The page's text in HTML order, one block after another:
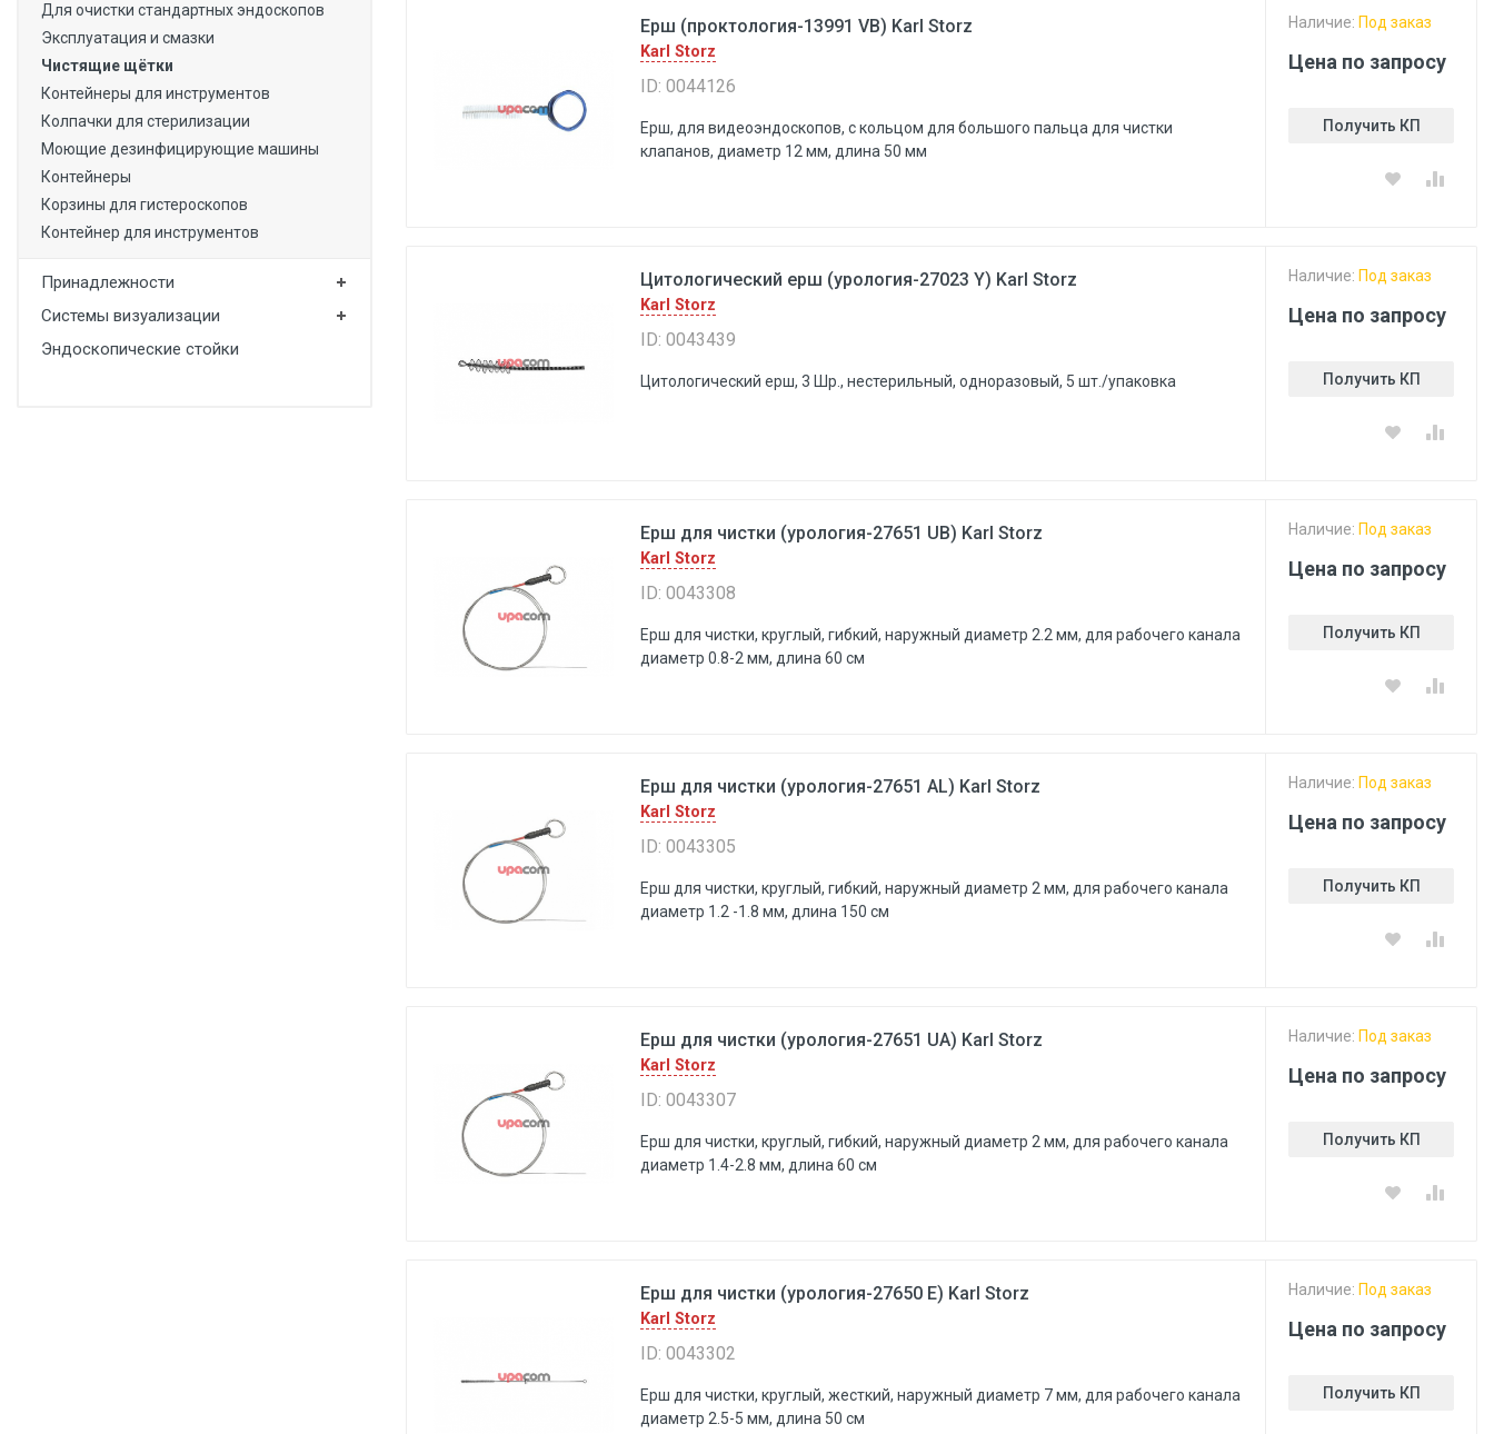
Для очистки стандартных эндоскопов
Эксплуатация и смазки
Чистящие щётки
Контейнеры для инструментов
Колпачки для стерилизации
Моющие дезинфицирующие машины
Контейнеры
Корзины для гистероскопов
Контейнер для инструментов
Принадлежности
Системы визуализации
Эндоскопические стойки
Ерш (проктология-13991 VB) Karl Storz
Karl Storz
ID: 0044126
Ерш, для видеоэндоскопов, с кольцом для большого пальца для чистки
клапанов, диаметр 12 мм, длина 50 мм
Наличие: Под заказ
Цена по запросу
Получить КП
Цитологический ерш (урология-27023 Y) Karl Storz
Karl Storz
ID: 0043439
Цитологический ерш, 3 Шр., нестерильный, одноразовый, 5 шт./упаковка
Наличие: Под заказ
Цена по запросу
Получить КП
Ерш для чистки (урология-27651 UB) Karl Storz
Karl Storz
ID: 0043308
Ерш для чистки, круглый, гибкий, наружный диаметр 2.2 мм, для рабочего канала
диаметр 0.8-2 мм, длина 60 см
Наличие: Под заказ
Цена по запросу
Получить КП
Ерш для чистки (урология-27651 AL) Karl Storz
Karl Storz
ID: 0043305
Ерш для чистки, круглый, гибкий, наружный диаметр 2 мм, для рабочего канала
диаметр 1.2 -1.8 мм, длина 150 см
Наличие: Под заказ
Цена по запросу
Получить КП
Ерш для чистки (урология-27651 UA) Karl Storz
Karl Storz
ID: 0043307
Ерш для чистки, круглый, гибкий, наружный диаметр 2 мм, для рабочего канала
диаметр 1.4-2.8 мм, длина 60 см
Наличие: Под заказ
Цена по запросу
Получить КП
Ерш для чистки (урология-27650 Е) Karl Storz
Karl Storz
ID: 0043302
Ерш для чистки, круглый, жесткий, наружный диаметр 7 мм, для рабочего канала
диаметр 2.5-5 мм, длина 50 см
Наличие: Под заказ
Цена по запросу
Получить КП